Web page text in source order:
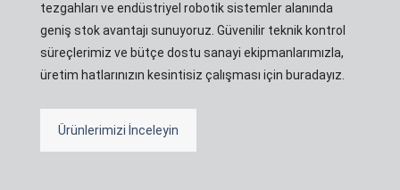
tezgahları ve endüstriyel robotik sistemler alanında
geniş stok avantajı sunuyoruz. Güvenilir teknik kontrol
süreçlerimiz ve bütçe dostu sanayi ekipmanlarımızla,
üretim hatlarınızın kesintisiz çalışması için buradayız.
Ürünlerimizi İnceleyin